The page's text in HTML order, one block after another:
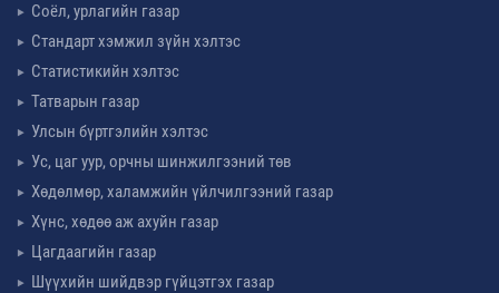
Соёл, урлагийн газар
Стандарт хэмжил зүйн хэлтэс
Статистикийн хэлтэс
Татварын газар
Улсын бүртгэлийн хэлтэс
Ус, цаг уур, орчны шинжилгээний төв
Хөдөлмөр, халамжийн үйлчилгээний газар
Хүнс, хөдөө аж ахуйн газар
Цагдаагийн газар
Шүүхийн шийдвэр гүйцэтгэх газар